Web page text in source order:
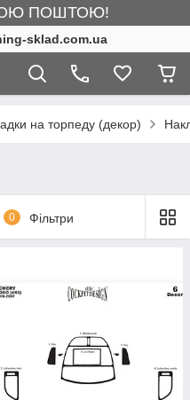
ПОШТОЮ!
sklad.com.ua
на торпеду (декор)
0 Фільтри